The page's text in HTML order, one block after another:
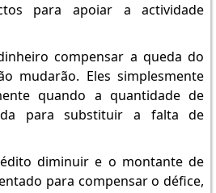
para apoiar a actividade
compensar a queda do
mudarão. Eles simplesmente
quando a quantidade de
para substituir a falta de
diminuir e o montante de
para compensar o défice,